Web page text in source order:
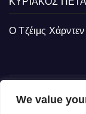
We value
Ο Τζέιμς